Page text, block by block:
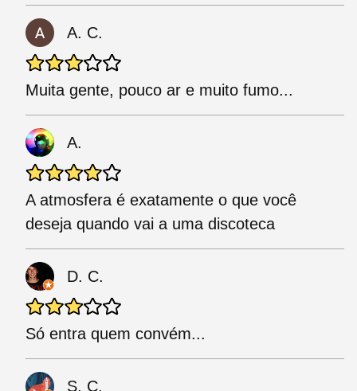
A. C.
Muita gente, pouco ar e muito fumo...
A.
A atmosfera é exatamente o que você
deseja quando vai a uma discoteca
D. C.
Só entra quem convém...
S. C.